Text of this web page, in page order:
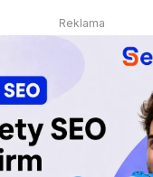
Reklama